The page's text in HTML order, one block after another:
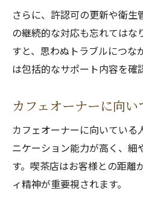
さらに、許認可の更新や衛生
の継続的な対応も忘れてはな
すと、思わぬトラブルにつな
は包括的なサポート内容を確
カフェオーナーに向
カフェオーナーに向いている
ニケーション能力が高く、細
す。喫茶店はお客様との距離
ィ精神が重要視されます。